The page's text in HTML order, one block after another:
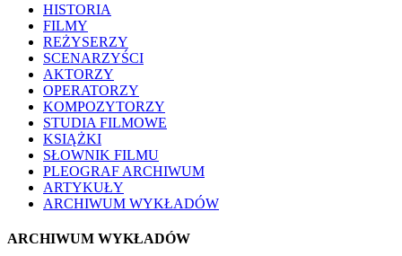
HISTORIA
FILMY
REŻYSERZY
SCENARZYŚCI
AKTORZY
OPERATORZY
KOMPOZYTORZY
STUDIA FILMOWE
KSIĄŻKI
SŁOWNIK FILMU
PLEOGRAF ARCHIWUM
ARTYKUŁY
ARCHIWUM WYKŁADÓW
ARCHIWUM WYKŁADÓW